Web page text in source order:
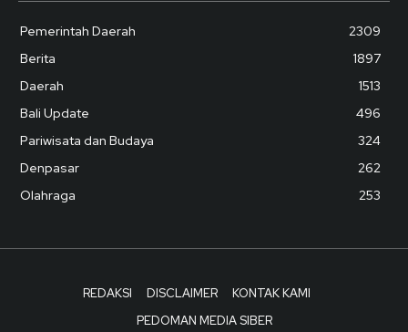
Pemerintah Daerah
2309
Berita
1897
Daerah
1513
Bali Update
496
Pariwisata dan Budaya
324
Denpasar
262
Olahraga
253
REDAKSI DISCLAIMER
KONTAK KAMI
PEDOMAN MEDIA SIBER